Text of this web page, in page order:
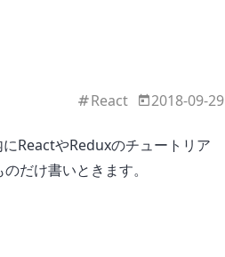
React 2018-09-29
ReactやReduxのチュートリア
だけ書いときます。